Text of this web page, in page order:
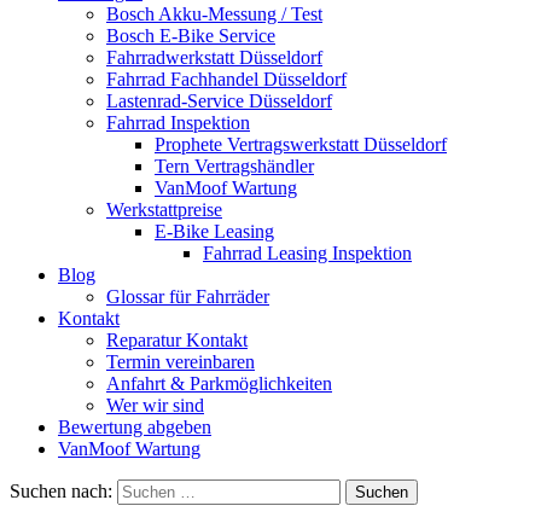
Bosch Akku-Messung / Test
Bosch E-Bike Service
Fahrradwerkstatt Düsseldorf
Fahrrad Fachhandel Düsseldorf
Lastenrad-Service Düsseldorf
Fahrrad Inspektion
Prophete Vertragswerkstatt Düsseldorf
Tern Vertragshändler
VanMoof Wartung
Werkstattpreise
E-Bike Leasing
Fahrrad Leasing Inspektion
Blog
Glossar für Fahrräder
Kontakt
Reparatur Kontakt
Termin vereinbaren
Anfahrt & Parkmöglichkeiten
Wer wir sind
Bewertung abgeben
VanMoof Wartung
Suchen nach: